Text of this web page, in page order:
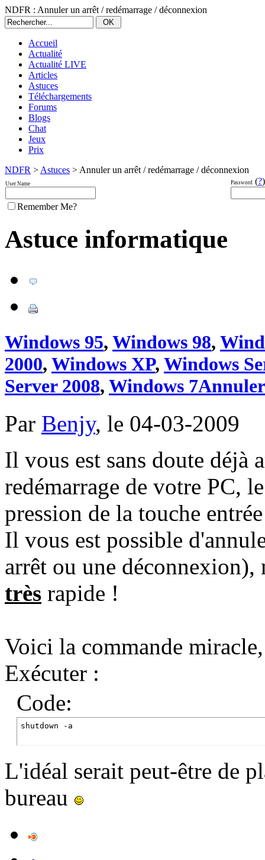
NDFR : Annuler un arrêt / redémarrage / déconnexion
Accueil
Actualité
Actualité LIVE
Articles
Astuces
Téléchargements
Forums
Blogs
Chat
Jeux
Prix
NDFR > Astuces > Annuler un arrêt / redémarrage / déconnexion
User Name Password (?)
Remember Me?
Astuce informatique
Windows 95, Windows 98,
2000, Windows XP, Windows
Server 2008, Windows 7
Par Benjy, le 04-03-2009
Il vous est sans doute déjà
redémarrage de votre PC,
pression de la touche
Il vous est possible
arrêt ou une
très rapide !
Voici la commande
Exécuter :
Code:
shutdown -a
L'idéal serait peut-être de
bureau